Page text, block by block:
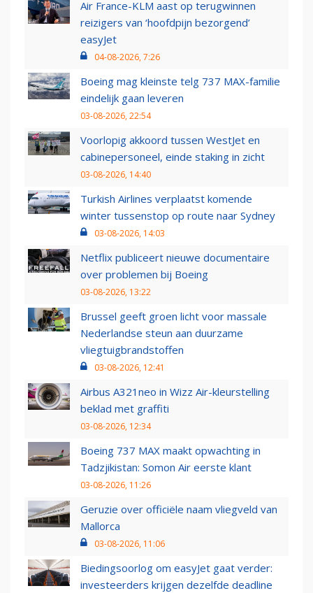
Air France-KLM aast op terugwinnen
reizigers van ‘hoofdpijn bezorgend’
easyJet
04-08-2026, 7:26
Boeing mag kleinste telg 737 MAX-familie
eindelijk gaan leveren
03-08-2026, 22:54
Voorlopig akkoord tussen WestJet en
cabinepersoneel, einde staking in zicht
03-08-2026, 14:40
Turkish Airlines verplaatst komende
winter tussenstop op route naar Sydney
03-08-2026, 14:03
Netflix publiceert nieuwe documentaire
over problemen bij Boeing
03-08-2026, 13:22
Brussel geeft groen licht voor massale
Nederlandse steun aan duurzame
vliegtuigbrandstoffen
03-08-2026, 12:41
Airbus A321neo in Wizz Air-kleurstelling
beklad met graffiti
03-08-2026, 12:34
Boeing 737 MAX maakt opwachting in
Tadzjikistan: Somon Air eerste klant
03-08-2026, 11:26
Geruzie over officiële naam vliegveld van
Mallorca
03-08-2026, 11:06
Biedingsoorlog om easyJet gaat verder:
investeerders krijgen dezelfde deadline